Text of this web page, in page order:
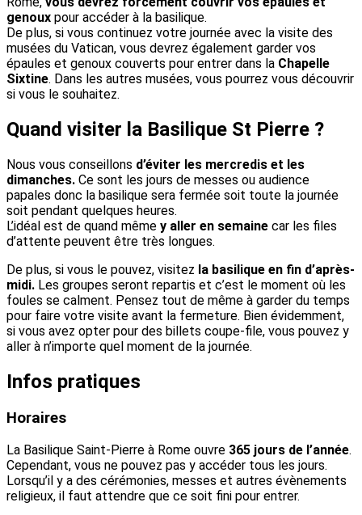
genoux pour accéder à la basilique.
De plus, si vous continuez votre journée avec la visite des
musées du Vatican, vous devrez également garder vos
épaules et genoux couverts pour entrer dans la Chapelle
Sixtine. Dans les autres musées, vous pourrez vous découvrir
si vous le souhaitez.
Quand visiter la Basilique St Pierre ?
Nous vous conseillons d’éviter les mercredis et les
dimanches. Ce sont les jours de messes ou audience
papales donc la basilique sera fermée soit toute la journée
soit pendant quelques heures.
L’idéal est de quand même y aller en semaine car les files
d’attente peuvent être très longues.
De plus, si vous le pouvez, visitez la basilique en fin d’après-
midi. Les groupes seront repartis et c’est le moment où les
foules se calment. Pensez tout de même à garder du temps
pour faire votre visite avant la fermeture. Bien évidemment,
si vous avez opter pour des billets coupe-file, vous pouvez y
aller à n’importe quel moment de la journée.
Infos pratiques
Horaires
La Basilique Saint-Pierre à Rome ouvre 365 jours de l’année.
Cependant, vous ne pouvez pas y accéder tous les jours.
Lorsqu’il y a des cérémonies, messes et autres évènements
religieux, il faut attendre que ce soit fini pour entrer.